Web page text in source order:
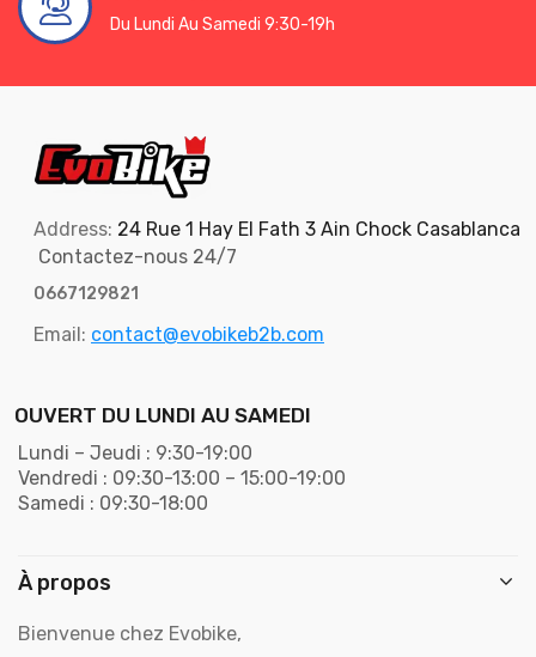
Du Lundi Au Samedi 9:30-19h
Address: 24 Rue 1 Hay El Fath 3 Ain Chock Casablanca
Contactez-nous 24/7
0667129821
Email: contact@evobikeb2b.com
OUVERT DU LUNDI AU SAMEDI
Lundi – Jeudi : 9:30-19:00
Vendredi : 09:30-13:00 – 15:00-19:00
Samedi : 09:30-18:00
À propos
Bienvenue chez Evobike,